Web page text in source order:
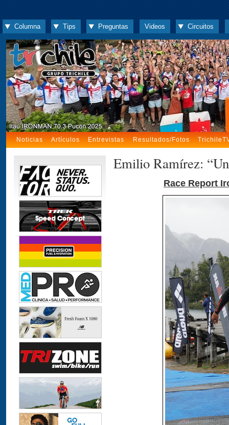
Columna Tips Preguntas Videos Circuitos
Noticias Artículos Entrevistas Resultados/Fotos
Emilio Ramírez:
Race Report